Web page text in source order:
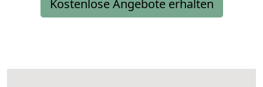
Kostenlose Angebote erhalten